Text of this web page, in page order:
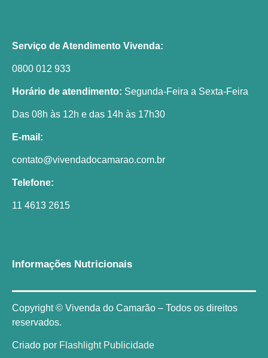
Serviço de Atendimento Vivenda:
0800 012 933
Horário de atendimento: Segunda-Feira a Sexta-Feira
Das 08h às 12h e das 14h às 17h30
E-mail:
contato@vivendadocamarao.com.br
Telefone:
11 4613 2615
Informações Nutricionais
Copyright © Vivenda do Camarão – Todos os direitos
reservados.
Criado por Flashlight Publicidade